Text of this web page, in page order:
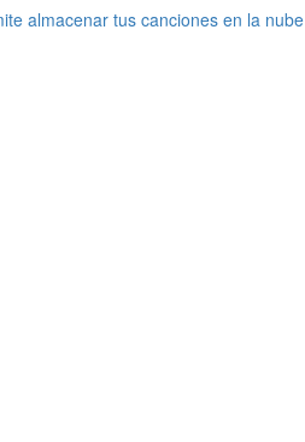
almacenar tus canciones en la nube